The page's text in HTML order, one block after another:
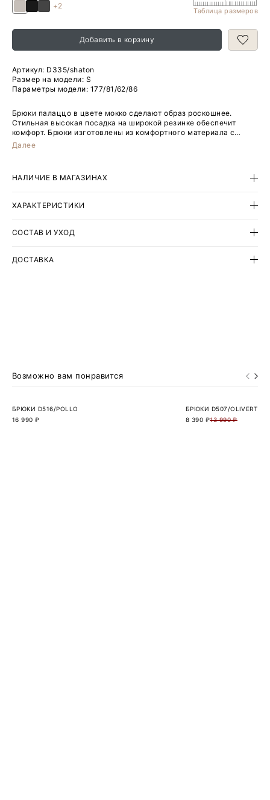
+2
Таблица размеров
Добавить в корзину
Артикул: D335/shaton
Размер на модели: S
Параметры модели: 177/81/62/86
Брюки палаццо в цвете мокко сделают образ роскошнее.
Стильная высокая посадка на широкой резинке обеспечит
комфорт. Брюки изготовлены из комфортного материала с
высоким содержанием вискозы, без подкладки. Дополнить
можно стильной блузкой из комплекта.
Далее
НАЛИЧИЕ В МАГАЗИНАХ
ХАРАКТЕРИСТИКИ
СОСТАВ И УХОД
ДОСТАВКА
Возможно вам понравится
БРЮКИ D516/POLLO
16 990 ₽
БРЮКИ D507/OLIVERT
13 990 ₽
8 390 ₽